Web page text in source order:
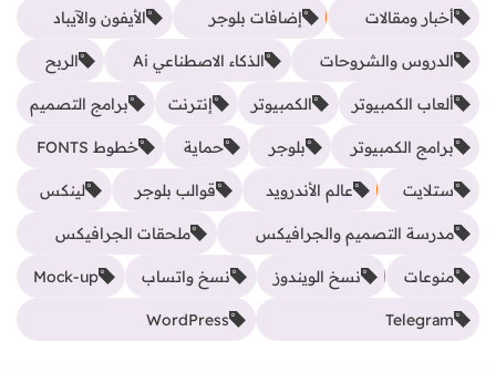
أخبار ومقالات إضافات بلوجر الأيفون والآيباد
الدروس والشروحات الذكاء الاصطناعي Ai الربح
ألعاب الكمبيوتر الكمبيوتر إنترنت برامج التصميم
برامج الكمبيوتر بلوجر حماية خطوط FONTS
ستلايت عالم الأندرويد قوالب بلوجر لينكس
مدرسة التصميم والجرافيكس ملحقات الجرافيكس
منوعات نسخ الويندوز نسخ واتساب Mock-up
Telegram
WordPress